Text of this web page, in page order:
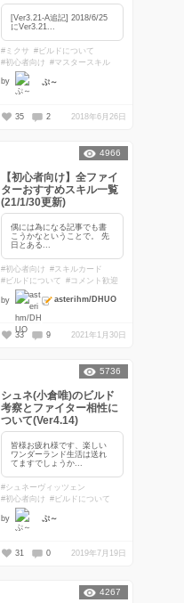
[Ver3.21-A追記] 2018/6/25
にVer3.21...
#ミクサ #ビルドについて
#初心者向け #マスタースキル
by ぷ～
35 2 2018年6月26日
【初心者向け】全ファイ
ターおすすめスキル一覧
(21/1/30更新)
偶には為になる記事でも書
こうかなということで。 先
日とある...
#初心者向け #スキルカード
#ビルドについて #コメント歓迎
by asterihm/DHUO
4966
33 9 2021年1月30日
シュネ(小倉唯)のビルド
考察とファイター相性に
ついて(Ver4.14)
皆様お疲れ様です、楽しい
ワンダーランド生活は送れ
てますでしょうか...
#シュネーヴィッツェン
#初心者向け #ビルドについて
by ぷ～
5736
31 0 2019年7月19日
4267